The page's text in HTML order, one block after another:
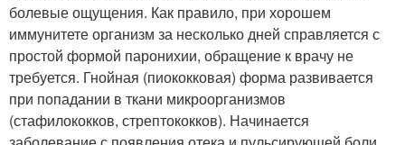
болевые ощущения. Как правило, при хорошем
иммунитете организм за несколько дней справляется с
простой формой паронихии, обращение к врачу не
требуется. Гнойная (пиококковая) форма развивается
при попадании в ткани микроорганизмов
(стафилококков, стрептококков). Начинается